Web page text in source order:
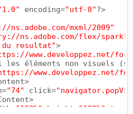
encoding="utf-8"?>
ns.adobe.com/mxml/2009"
ns.adobe.com/flex/spark"
resultat">
www.developpez.net/
éléments non visuels
(
www.developpez.net/
"74" click=
"100%" height= "100%"